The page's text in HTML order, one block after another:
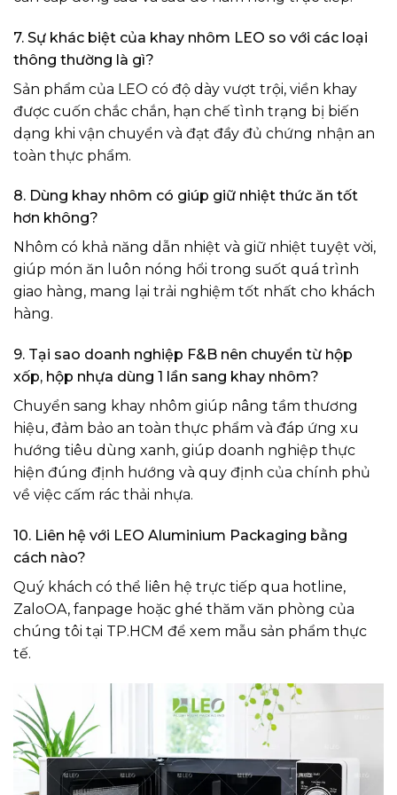
7. Sự khác biệt của khay nhôm LEO so với các loại
thông thường là gì?
Sản phẩm của LEO có độ dày vượt trội, viền khay
được cuốn chắc chắn, hạn chế tình trạng bị biến
dạng khi vận chuyển và đạt đầy đủ chứng nhận an
toàn thực phẩm.
8. Dùng khay nhôm có giúp giữ nhiệt thức ăn tốt
hơn không?
Nhôm có khả năng dẫn nhiệt và giữ nhiệt tuyệt vời,
giúp món ăn luôn nóng hổi trong suốt quá trình
giao hàng, mang lại trải nghiệm tốt nhất cho khách
hàng.
9. Tại sao doanh nghiệp F&B nên chuyển từ hộp
xốp, hộp nhựa dùng 1 lần sang khay nhôm?
Chuyển sang khay nhôm giúp nâng tầm thương
hiệu, đảm bảo an toàn thực phẩm và đáp ứng xu
hướng tiêu dùng xanh, giúp doanh nghiệp thực
hiện đúng định hướng và quy định của chính phủ
về việc cấm rác thải nhựa.
10. Liên hệ với LEO Aluminium Packaging bằng
cách nào?
Quý khách có thể liên hệ trực tiếp qua hotline,
ZaloOA, fanpage hoặc ghé thăm văn phòng của
chúng tôi tại TP.HCM để xem mẫu sản phẩm thực
tế.